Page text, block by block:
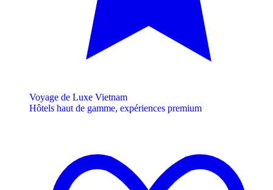
Voyage de Luxe Vietnam
Hôtels haut de gamme, expériences premium